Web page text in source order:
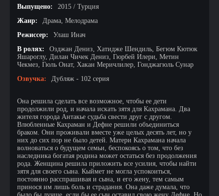
Выпущено:
2015 / Турция
Жанр:
Драма, Мелодрама
Режиссер:
Улаш Инач
В ролях:
Озджан Дениз, Хатидже Шендиль, Бегюм Кютюк
Яшароглу, Дилан Чичек Дениз, Гюрбей Илери, Метин
Чекмез, Гюль Онат, Хакан Меричлилер, Гонджагюль Сунар
Озвучка:
Дубляж - 102 серия
Она решила сделать все возможное, чтобы ее дети
продолжили род, и начала искать зятя для Кахрамана. Два
жителя города Антакье судьба свести друг с другом.
Влюбленные Кахраман и Дефне решили объединиться
браком. Они проживали вместе уже целых десять лет, но у
них до сих пор не было детей. Матери Кахрамана начала
волноваться о будущем семьи, беспокоясь о том, что без
наследника богатая родина может остаться без продолжения
рода. Женщина решила приложить все усилия, чтобы найти
зятя для своего сына. Кыймет не могла успокоиться,
постоянно расспрашивая и сына, и его жену, тем самым
принося им лишь боль и страдания. Она даже думала, что